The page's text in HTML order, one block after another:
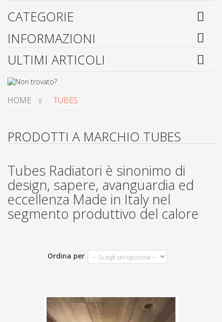
CATEGORIE
INFORMAZIONI
ULTIMI ARTICOLI
HOME TUBES
PRODOTTI A MARCHIO TUBES
Tubes Radiatori è sinonimo di
design, sapere, avanguardia ed
eccellenza Made in Italy nel
segmento produttivo del calore
Ordina per